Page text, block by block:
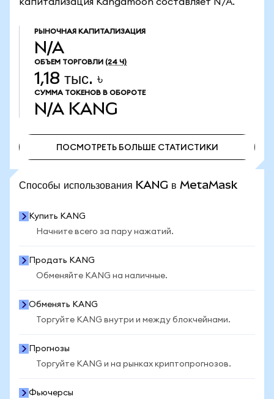
РЫНОЧНАЯ КАПИТАЛИЗАЦИЯ
N/A
ОБЪЕМ ТОРГОВЛИ (24 Ч)
1,18 тыс. ৳
СУММА ТОКЕНОВ В ОБОРОТЕ
N/A KANG
ПОСМОТРЕТЬ БОЛЬШЕ СТАТИСТИКИ
Способы использования KANG в MetaMask
Купить KANG
Начните всего за пару нажатий.
Продать KANG
Обменяйте KANG на наличные.
Обменять KANG
Торгуйте KANG внутри и между блокчейнами.
Прогнозы
Торгуйте KANG и на рынках криптопрогнозов.
Фьючерсы